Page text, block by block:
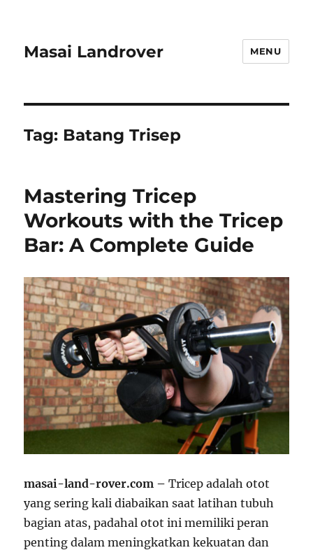
Masai Landrover MENU
Tag: Batang Trisep
Mastering Tricep
Workouts with the Tricep
Bar: A Complete Guide
masai-land-rover.com –Tricep adalah otot
yang sering kali diabaikan saat latihan tubuh
bagian atas, padahal otot ini memiliki peran
penting dalam meningkatkan kekuatan dan